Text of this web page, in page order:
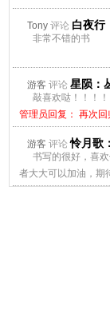
Tony 评论 白夜行
非常不错的书
游客 评论 星陨：
敲喜欢哒！！！！
管理员回复： 再次
游客 评论怜月歌
上谁都会痛
书写的很好，喜
者大大可以加油，期
管理员回复： 再次